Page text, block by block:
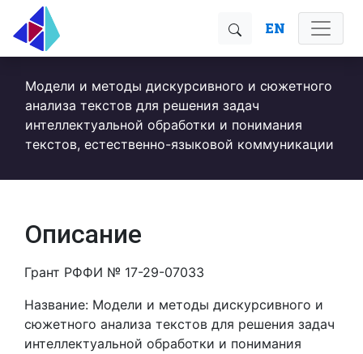
EN
Модели и методы дискурсивного и сюжетного
анализа текстов для решения задач
интеллектуальной обработки и понимания
текстов, естественно-языковой коммуникации
Описание
Грант РФФИ № 17-29-07033
Название: Модели и методы дискурсивного и
сюжетного анализа текстов для решения задач
интеллектуальной обработки и понимания